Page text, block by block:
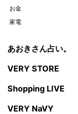
お金
家電
あおきさん占い。
VERY STORE
Shopping LIVE
VERY NaVY